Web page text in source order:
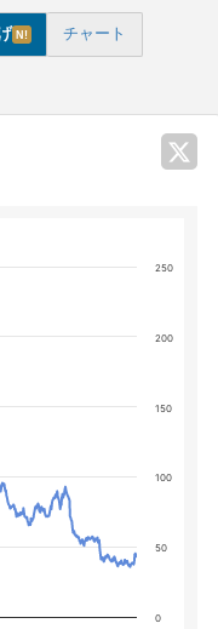
N! チャート
0
50
100
150
200
250